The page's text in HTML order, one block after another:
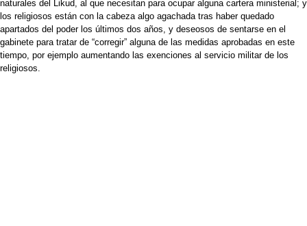
naturales del Likud, al que necesitan para ocupar alguna cartera ministerial; y
los religiosos están con la cabeza algo agachada tras haber quedado
apartados del poder los últimos dos años, y deseosos de sentarse en el
gabinete para tratar de “corregir” alguna de las medidas aprobadas en este
tiempo, por ejemplo aumentando las exenciones al servicio militar de los
religiosos.